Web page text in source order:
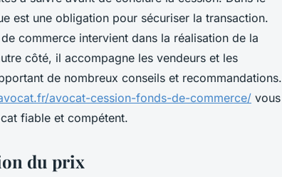
est une obligation pour sécuriser la transaction.
commerce intervient dans la réalisation de la
côté, il accompagne les vendeurs et les
de nombreux conseils et recommandations.
avocat-cession-fonds-de-commerce/ vous
fiable et compétent.
du prix